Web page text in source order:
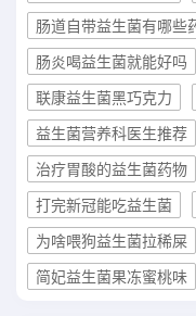
肠道自带益生菌有哪些
肠炎喝益生菌就能好吗
联康益生菌黑巧克力
益生菌营养科医生推荐
治疗胃酸的益生菌药物
打完新冠能吃益生菌
为啥喂狗益生菌拉稀屎
简妃益生菌果冻蜜桃味